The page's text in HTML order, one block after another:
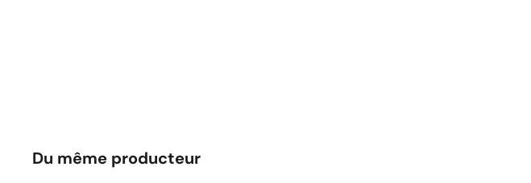
Du même producteur